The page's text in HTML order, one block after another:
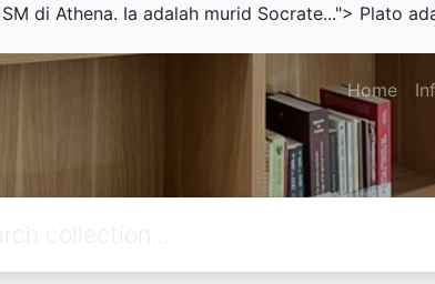
di Athena. Ia adalah murid Socrate..."> Plato
Home